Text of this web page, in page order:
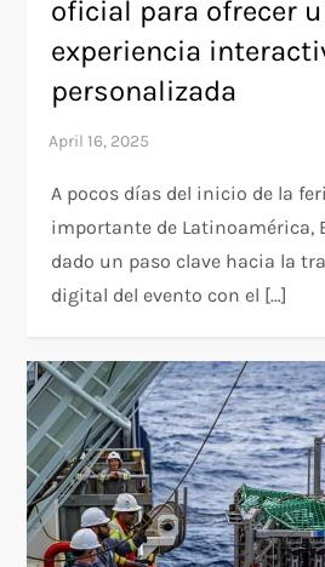
oficial para ofrecer
experiencia
personalizada
A pocos días del inicio de la
importante de Latinoamérica,
dado un paso clave hacia la
digital del evento con el […]